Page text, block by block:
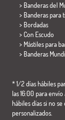
> Banderas del
> Banderas para
> Bordadas
> Con Escudo
> Mástiles para
> Banderas
* 1/2 días hábiles
las 16:00 para
hábiles días si no
personalizados.